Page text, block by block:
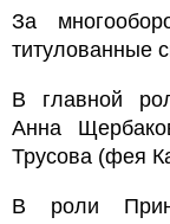
За
титулованные
В главной
Анна
Трусова (фея
В роли